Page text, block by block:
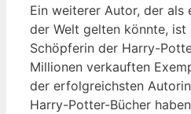
Ein ‌weiterer Autor, der als
der Welt⁣ gelten könnte, ist
Schöpferin der Harry-
Millionen verkauften
der erfolgreichsten
Harry-Potter-Bücher